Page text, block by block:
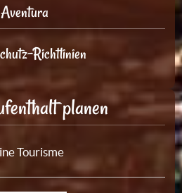
Aventura
Richtlinien
planen
Tourisme